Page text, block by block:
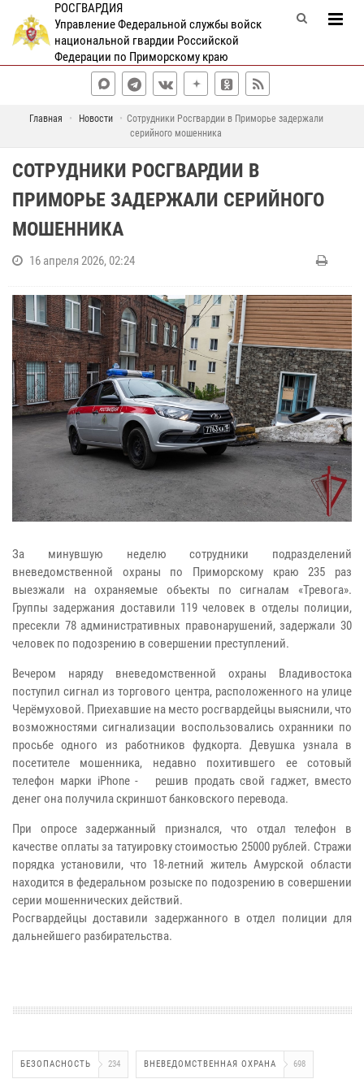
РОСГВАРДИЯ
Управление Федеральной службы войск
национальной гвардии Российской
Федерации по Приморскому краю
Главная Новости
Сотрудники Росгвардии в Приморье задержали
серийного мошенника
СОТРУДНИКИ РОСГВАРДИИ В
ПРИМОРЬЕ ЗАДЕРЖАЛИ СЕРИЙНОГО
МОШЕННИКА
16 апреля 2026, 02:24
За минувшую неделю сотрудники подразделений
вневедомственной охраны по Приморскому краю 235 раз
выезжали на охраняемые объекты по сигналам «Тревога».
Группы задержания доставили 119 человек в отделы полиции,
пресекли 78 административных правонарушений, задержали 30
человек по подозрению в совершении преступлений.
Вечером наряду вневедомственной охраны Владивостока
поступил сигнал из торгового центра, расположенного на улице
Черёмуховой. Приехавшие на место росгвардейцы выяснили, что
возможностями сигнализации воспользовались охранники по
просьбе одного из работников фудкорта. Девушка узнала в
посетителе мошенника, недавно похитившего ее сотовый
телефон марки iPhone - решив продать свой гаджет, вместо
денег она получила скриншот банковского перевода.
При опросе задержанный признался, что отдал телефон в
качестве оплаты за татуировку стоимостью 25000 рублей. Стражи
порядка установили, что 18-летний житель Амурской области
находится в федеральном розыске по подозрению в совершении
серии мошеннических действий.
Росгвардейцы доставили задержанного в отдел полиции для
дальнейшего разбирательства.
БЕЗОПАСНОСТЬ 234 ВНЕВЕДОМСТВЕННАЯ ОХРАНА 698